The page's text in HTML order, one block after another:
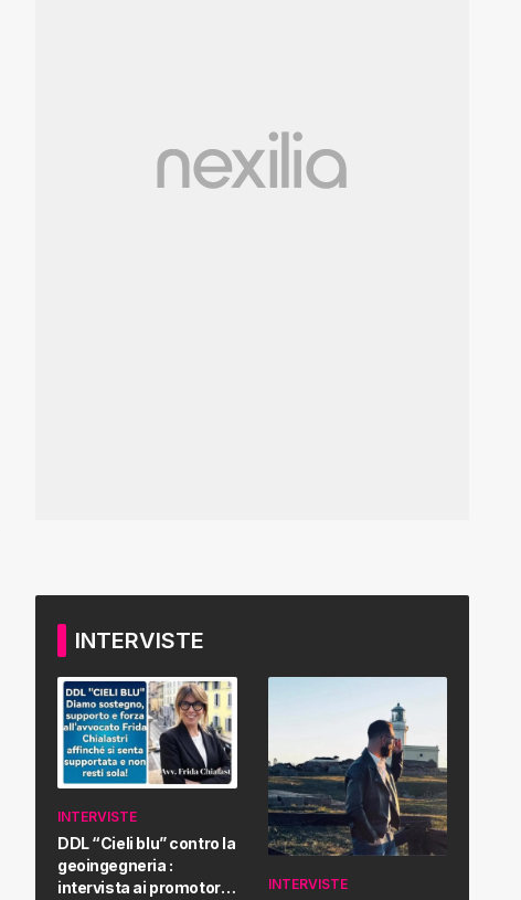
INTERVISTE
INTERVISTE
DDL “Cieli blu” contro la
geoingegneria :
intervista ai promotori
INTERVISTE